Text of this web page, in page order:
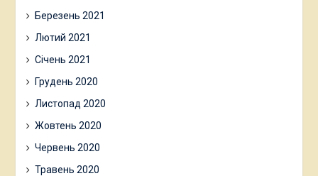
Березень 2021
Лютий 2021
Січень 2021
Грудень 2020
Листопад 2020
Жовтень 2020
Червень 2020
Травень 2020